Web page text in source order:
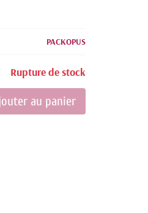
PACKOPUS
Rupture de stock
au panier